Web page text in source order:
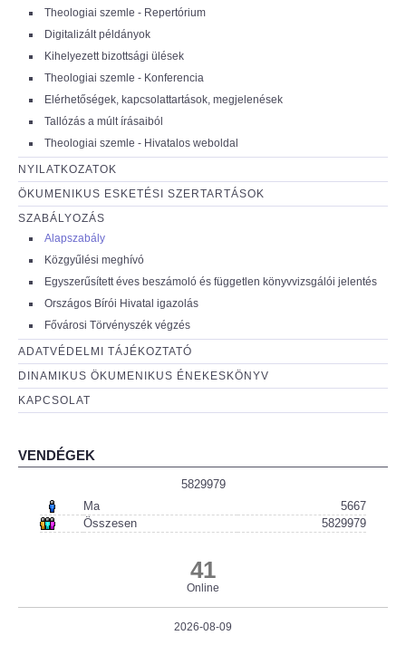
Theologiai szemle - Repertórium
Digitalizált példányok
Kihelyezett bizottsági ülések
Theologiai szemle - Konferencia
Elérhetőségek, kapcsolattartások, megjelenések
Tallózás a múlt írásaiból
Theologiai szemle - Hivatalos weboldal
NYILATKOZATOK
ÖKUMENIKUS ESKETÉSI SZERTARTÁSOK
SZABÁLYOZÁS
Alapszabály
Közgyűlési meghívó
Egyszerűsített éves beszámoló és független könyvvizsgálói jelentés
Országos Bírói Hivatal igazolás
Fővárosi Törvényszék végzés
ADATVÉDELMI TÁJÉKOZTATÓ
DINAMIKUS ÖKUMENIKUS ÉNEKESKÖNYV
KAPCSOLAT
VENDÉGEK
5829979
Ma
5667
Összesen
5829979
41
Online
2026-08-09